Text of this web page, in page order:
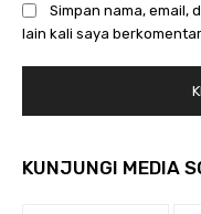
Simpan nama, email,
lain kali saya berkomentar.
KUNJUNGI MEDIA